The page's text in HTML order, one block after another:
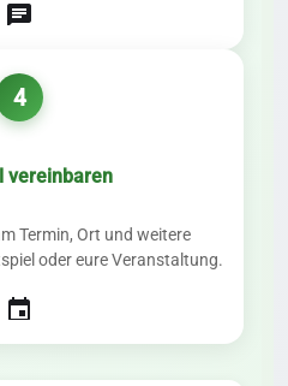
chat
4
vereinbaren
Termin, Ort und weitere
oder eure Veranstaltung.
event